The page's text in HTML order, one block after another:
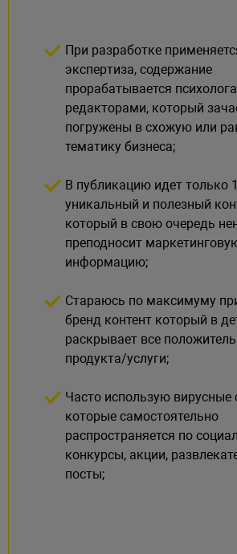
При разработке
экспертиза, содержание
прорабатывается
редакторами, который
погружены в схожую или
тематику бизнеса;
В публикацию идет только
уникальный и полезный
который в свою очередь
преподносит
информацию;
Стараюсь по максимуму
бренд контент который в
раскрывает все
продукта/услуги;
Часто использую вирусные
которые самостоятельно
распространяется по
конкурсы, акции,
посты;